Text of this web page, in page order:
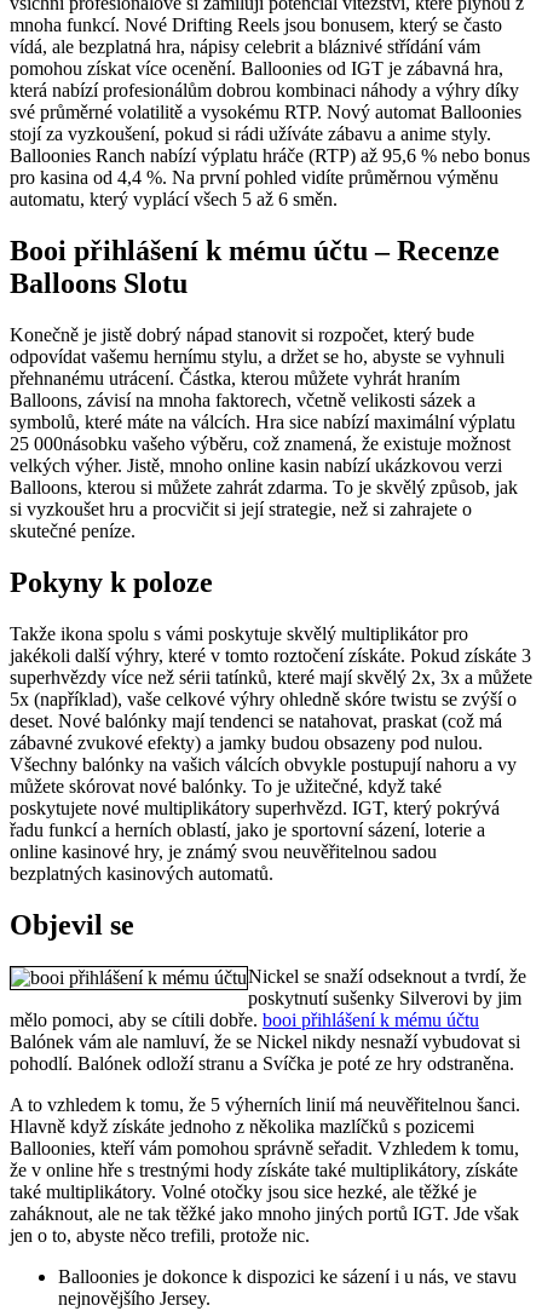
mnoha funkcí. Nové Drifting Reels jsou bonusem, který se často
vídá, ale bezplatná hra, nápisy celebrit a bláznivé střídání vám
pomohou získat více ocenění. Balloonies od IGT je zábavná hra,
která nabízí profesionálům dobrou kombinaci náhody a výhry díky
své průměrné volatilitě a vysokému RTP. Nový automat Balloonies
stojí za vyzkoušení, pokud si rádi užíváte zábavu a anime styly.
Balloonies Ranch nabízí výplatu hráče (RTP) až 95,6 % nebo bonus
pro kasina od 4,4 %. Na první pohled vidíte průměrnou výměnu
automatu, který vyplácí všech 5 až 6 směn.
Booi přihlášení k mému účtu – Recenze
Balloons Slotu
Konečně je jistě dobrý nápad stanovit si rozpočet, který bude
odpovídat vašemu hernímu stylu, a držet se ho, abyste se vyhnuli
přehnanému utrácení. Částka, kterou můžete vyhrát hraním
Balloons, závisí na mnoha faktorech, včetně velikosti sázek a
symbolů, které máte na válcích. Hra sice nabízí maximální výplatu
25 000násobku vašeho výběru, což znamená, že existuje možnost
velkých výher. Jistě, mnoho online kasin nabízí ukázkovou verzi
Balloons, kterou si můžete zahrát zdarma. To je skvělý způsob, jak
si vyzkoušet hru a procvičit si její strategie, než si zahrajete o
skutečné peníze.
Pokyny k poloze
Takže ikona spolu s vámi poskytuje skvělý multiplikátor pro
jakékoli další výhry, které v tomto roztočení získáte. Pokud získáte 3
superhvězdy více než sérii tatínků, které mají skvělý 2x, 3x a můžete
5x (například), vaše celkové výhry ohledně skóre twistu se zvýší o
deset. Nové balónky mají tendenci se natahovat, praskat (což má
zábavné zvukové efekty) a jamky budou obsazeny pod nulou.
Všechny balónky na vašich válcích obvykle postupují nahoru a vy
můžete skórovat nové balónky. To je užitečné, když také
poskytujete nové multiplikátory superhvězd. IGT, který pokrývá
řadu funkcí a herních oblastí, jako je sportovní sázení, loterie a
online kasinové hry, je známý svou neuvěřitelnou sadou
bezplatných kasinových automatů.
Objevil se
Nickel se snaží odseknout a tvrdí, že
poskytnutí sušenky Silverovi by jim
mělo pomoci, aby se cítili dobře. booi přihlášení k mému účtu
Balónek vám ale namluví, že se Nickel nikdy nesnaží vybudovat si
pohodlí. Balónek odloží stranu a Svíčka je poté ze hry odstraněna.
A to vzhledem k tomu, že 5 výherních linií má neuvěřitelnou šanci.
Hlavně když získáte jednoho z několika mazlíčků s pozicemi
Balloonies, kteří vám pomohou správně seřadit. Vzhledem k tomu,
že v online hře s trestnými hody získáte také multiplikátory, získáte
také multiplikátory. Volné otočky jsou sice hezké, ale těžké je
zaháknout, ale ne tak těžké jako mnoho jiných portů IGT. Jde však
jen o to, abyste něco trefili, protože nic.
Balloonies je dokonce k dispozici ke sázení i u nás, ve stavu
nejnovějšího Jersey.